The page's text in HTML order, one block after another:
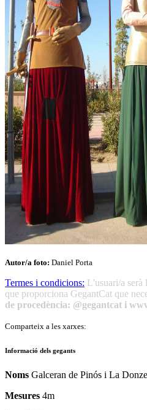
Autor/a foto: Daniel Porta
Termes i condicions: L'usuari/a serà
que proporciona GegantCat que
de procedència: @gegantcat i
Comparteix a les xarxes:
Informació dels gegants
Noms Galceran de Pinós i La
Mesures 4m